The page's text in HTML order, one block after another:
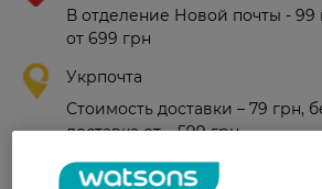
В отделение Новой почты - 99
от 699 грн
Укрпочта
Стоимость доставки – 79 грн,
доставка от – 599 грн
Забрать сегодня в магазине